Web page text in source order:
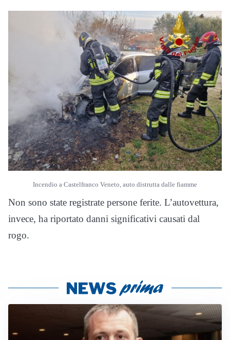
Incendio a Castelfranco Veneto, auto distrutta dalle fiamme
Non sono state registrate persone ferite. L’autovettura,
invece, ha riportato danni significativi causati dal
rogo.